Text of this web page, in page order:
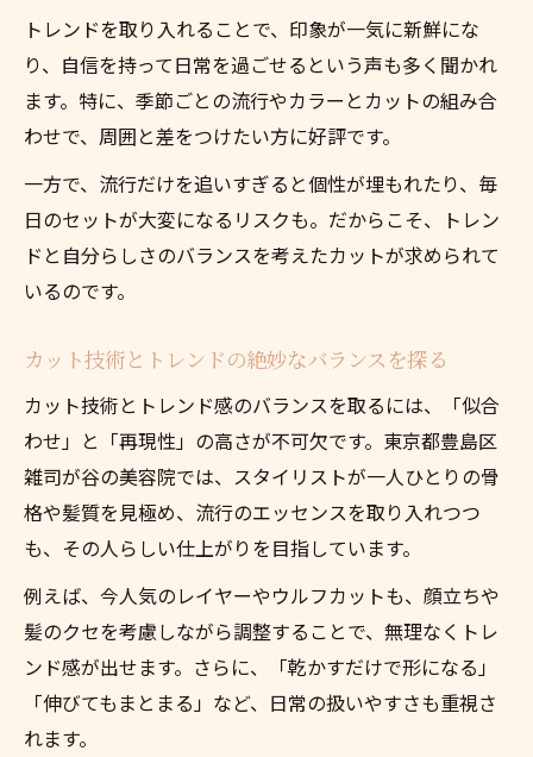
トレンドを取り入れることで、印象が一気に新鮮にな
り、自信を持って日常を過ごせるという声も多く聞かれ
ます。特に、季節ごとの流行やカラーとカットの組み合
わせで、周囲と差をつけたい方に好評です。
一方で、流行だけを追いすぎると個性が埋もれたり、毎
日のセットが大変になるリスクも。だからこそ、トレン
ドと自分らしさのバランスを考えたカットが求められて
いるのです。
カット技術とトレンドの絶妙なバランスを探る
カット技術とトレンド感のバランスを取るには、「似合
わせ」と「再現性」の高さが不可欠です。東京都豊島区
雑司が谷の美容院では、スタイリストが一人ひとりの骨
格や髪質を見極め、流行のエッセンスを取り入れつつ
も、その人らしい仕上がりを目指しています。
例えば、今人気のレイヤーやウルフカットも、顔立ちや
髪のクセを考慮しながら調整することで、無理なくトレ
ンド感が出せます。さらに、「乾かすだけで形になる」
「伸びてもまとまる」など、日常の扱いやすさも重視さ
れます。